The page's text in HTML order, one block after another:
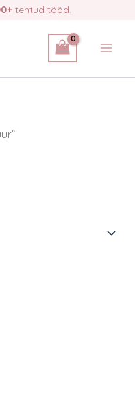
tehtud tööd.